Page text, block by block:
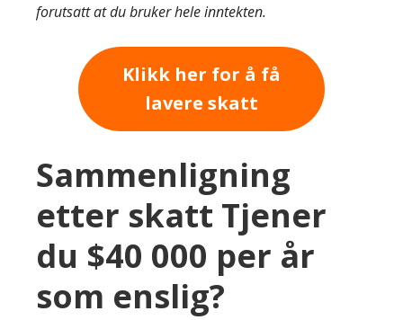
forutsatt at du bruker hele inntekten.
Klikk her for å få
lavere skatt
Sammenligning
etter skatt Tjener
du $40 000 per år
som enslig?